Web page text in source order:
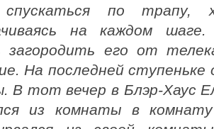
по трапу,
на каждом
загородить его от
На последней ступеньке
В тот вечер в Блэр-Хаус
из комнаты в